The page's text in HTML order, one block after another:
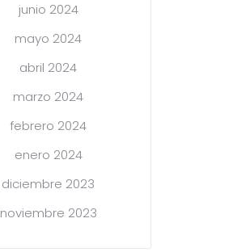
junio 2024
mayo 2024
abril 2024
marzo 2024
febrero 2024
enero 2024
diciembre 2023
noviembre 2023